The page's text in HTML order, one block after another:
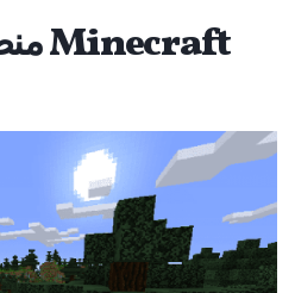
منصات مختلفة من Minecraft